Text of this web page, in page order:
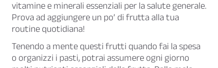
vitamine e minerali essenziali per la salute generale.
Prova ad aggiungere un po’ di frutta alla tua
routine quotidiana!
Tenendo a mente questi frutti quando fai la spesa
o organizzi i pasti, potrai assumere ogni giorno